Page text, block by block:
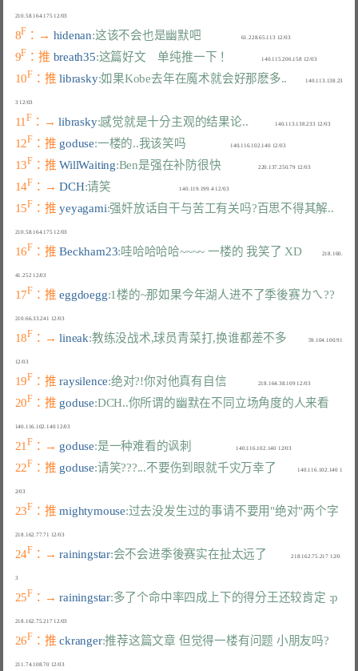
8F ：→ hidenan:这该不会也是幽默吧
                            61.228.65.113 12/03
9F ：推 breath35:这篇好文　单纯推一下！
                       140.115.206.158 12/03
10F ：推 librasky:如果Kobe去年在魔术就会好那麽多..
             140.113.138.23
11F ：→ librasky:感觉就是十分主观的结果论..
                   140.113.138.233 12/03
12F ：推 goduse:一楼的..我该笑吗
                               140.116.102.140 12/03
13F ：推 WillWaiting:Ben是强在补防很快
                          220.137.250.79 12/03
14F ：→ DCH:请笑
                                                140.119.199.4 12/03
15F ：推 yeyagami:强奸放话自干与苦工有关吗?百思不得其解..
16F ：推 Beckham23:哇哈哈哈哈~~~~ 一楼的 我笑了 XD
              218.160.
17F ：推 eggdoegg:1楼的~那如果今年湖人进不了季後赛ㄌㄟ??
210.66.33.241 12/03
18F ：→ lineak:教练没战术,球员青菜打,换谁都差不多
               59.104.100.91
12/03
19F ：推 raysilence:绝对?!你对他真有自信
                      218.164.38.109 12/03
20F ：推 goduse:DCH..你所谓的幽默在不同立场角度的人来看
21F ：→ goduse:是一种难看的讽刺
                               140.116.102.140 12/03
22F ：推 goduse:请笑???...不要伤到眼就千灾万幸了
               140.116.102.140 1
2/03
23F ：推 mightymouse:过去没发生过的事请不要用"绝对"两个字
218.162.77.71 12/03
24F ：→ rainingstar:会不会进季後赛实在扯太远了
                 218.162.75.217 12/0
3
25F ：→ rainingstar:多了个命中率四成上下的得分王还较肯定 :p
26F ：推 ckranger:推荐这篇文章 但觉得一楼有问题 小朋友吗?
211.74.108.70 12/03